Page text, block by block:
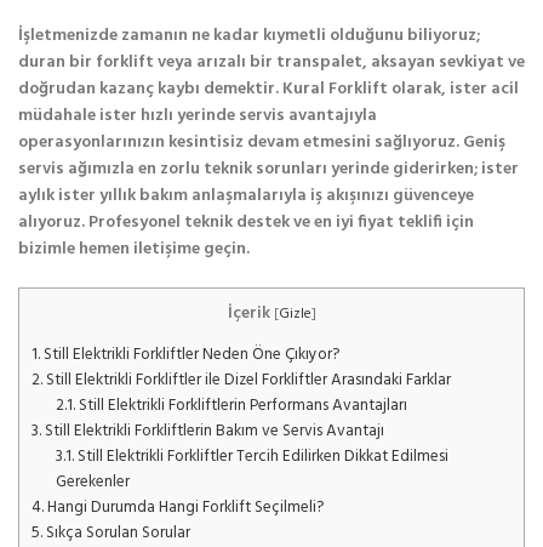
İşletmenizde zamanın ne kadar kıymetli olduğunu biliyoruz;
duran bir forklift veya arızalı bir transpalet, aksayan sevkiyat ve
doğrudan kazanç kaybı demektir. Kural Forklift olarak, ister acil
müdahale ister hızlı yerinde servis avantajıyla
operasyonlarınızın kesintisiz devam etmesini sağlıyoruz. Geniş
servis ağımızla en zorlu teknik sorunları yerinde giderirken; ister
aylık ister yıllık bakım anlaşmalarıyla iş akışınızı güvenceye
alıyoruz. Profesyonel teknik destek ve en iyi fiyat teklifi için
bizimle hemen iletişime geçin.
İçerik [Gizle]
1.Still Elektrikli Forkliftler Neden Öne Çıkıyor?
2.Still Elektrikli Forkliftler ile Dizel Forkliftler Arasındaki Farklar
2.1.Still Elektrikli Forkliftlerin Performans Avantajları
3.Still Elektrikli Forkliftlerin Bakım ve Servis Avantajı
3.1.Still Elektrikli Forkliftler Tercih Edilirken Dikkat Edilmesi
Gerekenler
4.Hangi Durumda Hangi Forklift Seçilmeli?
5.Sıkça Sorulan Sorular